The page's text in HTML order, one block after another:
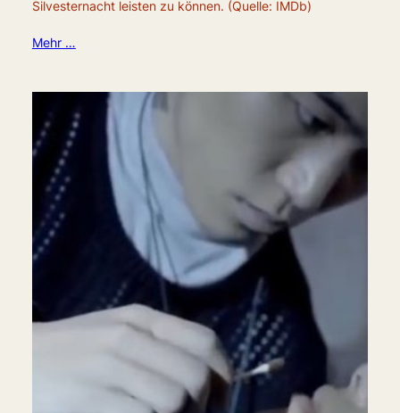
Silvesternacht leisten zu können. (Quelle: IMDb)
Mehr …